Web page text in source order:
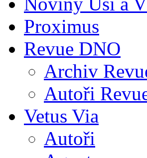
Proximus
Revue DNO
Archiv
Autoři
Vetus Via
Autoři